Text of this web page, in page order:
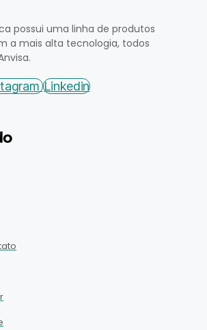
possui uma linha de produtos
a mais alta tecnologia, todos
Linkedin